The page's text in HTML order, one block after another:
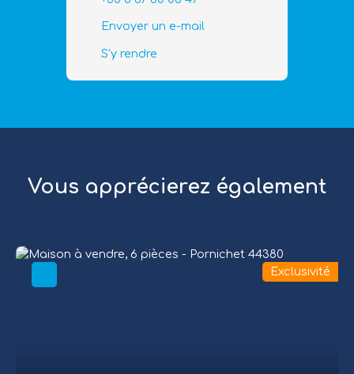
Envoyer un e-mail
S'y rendre
Vous apprécierez également
Exclusivité